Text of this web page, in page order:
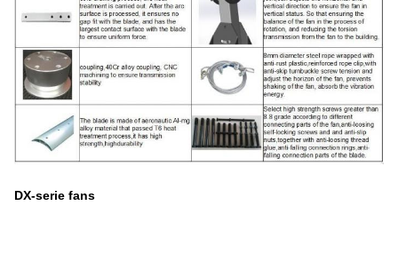
DX-serie fans